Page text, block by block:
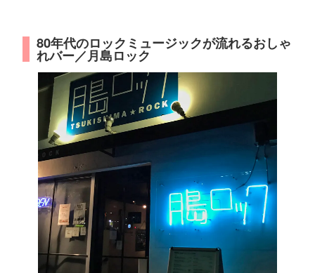
80年代のロックミュージックが流れるおしゃ
れバー／月島ロック